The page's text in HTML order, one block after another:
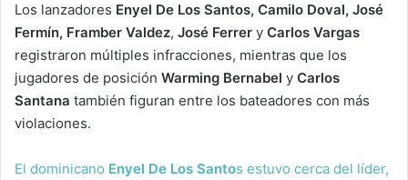
Los lanzadores Enyel De Los Santos, Camilo Doval, José
Fermín, Framber Valdez, José Ferrer y Carlos Vargas
registraron múltiples infracciones, mientras que los
jugadores de posición Warming Bernabel y Carlos
Santana también figuran entre los bateadores con más
violaciones.
El dominicano Enyel De Los Santos estuvo cerca del líder,